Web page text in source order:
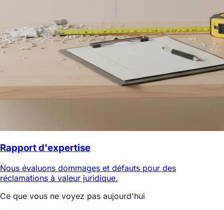
Rapport d'expertise
Nous évaluons dommages et défauts pour des
réclamations à valeur juridique.
Ce que vous ne voyez pas aujourd'hui